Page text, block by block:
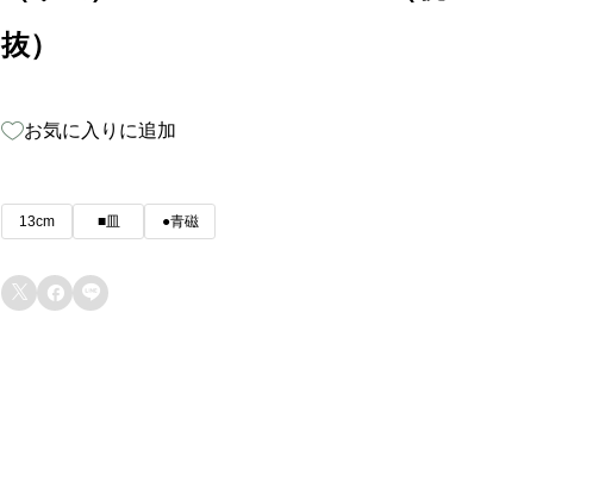
抜）
お気に入りに追加
13cm ■皿 ●青磁
  